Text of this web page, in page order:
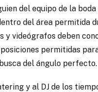
del equipo de la
del área permitida
y videógrafos deben
permitidas
del ángulo perfecto.
y al DJ de los